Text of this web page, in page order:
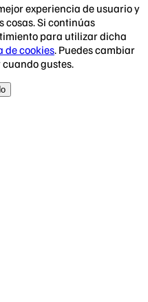
experiencia de usuario y
cosas. Si continúas
para utilizar dicha
de cookies. Puedes cambiar
gustes.